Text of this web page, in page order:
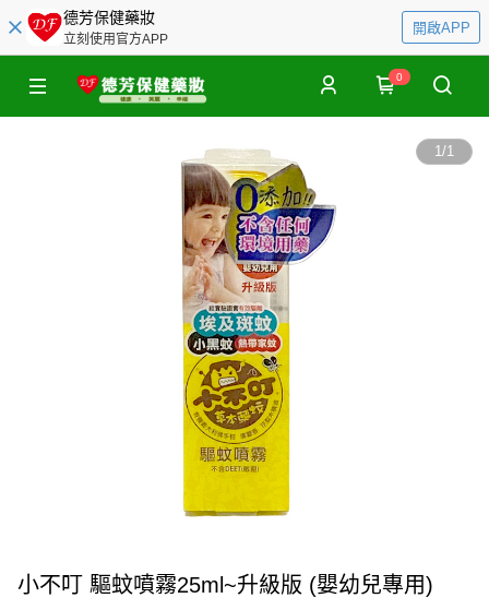
德芳保健藥妝
立刻使用官方APP
開啟APP
0
1/1
小不叮 驅蚊噴霧25ml~升級版 (嬰幼兒專用)